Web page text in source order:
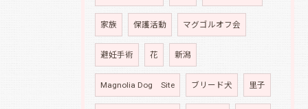
家族 保護活動 マグゴルオフ会
避妊手術 花 新潟
Magnolia Dog Site ブリード犬 里子